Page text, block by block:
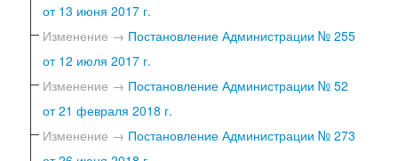
от 13 июня 2017 г.
Изменение → Постановление Администрации № 255
от 12 июля 2017 г.
Изменение → Постановление Администрации № 52
от 21 февраля 2018 г.
Изменение → Постановление Администрации № 273